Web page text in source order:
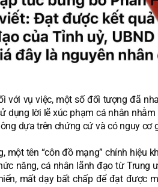
với vụ việc, một số đối tượng đã
dụng lời lẽ xúc phạm cá nhân
dựa trên chứng cứ và có nguy
một tên “côn đồ mạng” chính hiệu
năng, cá nhân lãnh đạo từ Trung
mất dạy bất chấp để đạt được